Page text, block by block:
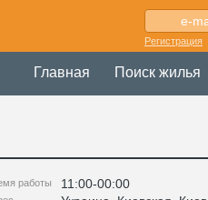
Регистрация
Главная Поиск жилья
работы 11:00-00:00